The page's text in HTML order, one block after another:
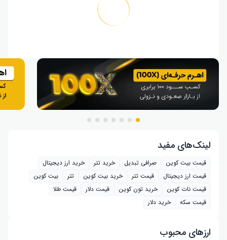
لینک‌های مفید
قیمت بیت کوین صرافی تبدیل خرید تتر
خرید ارز دیجیتال
قیمت ارز دیجیتال
قیمت تتر خرید بیت‌ کوین تتر
بیت کوین
قیمت نات کوین
خرید تون کوین قیمت دلار
قیمت طلا
قیمت سکه
خرید دلار
ارز‌های محبوب